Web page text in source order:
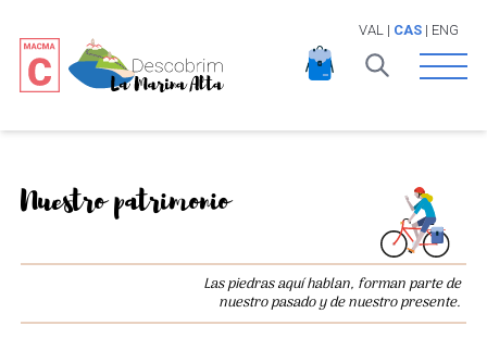
VAL | CAS| ENG
Open
Nuestro patrimonio
Las piedras aquí hablan, forman parte de
nuestro pasado y de nuestro presente.